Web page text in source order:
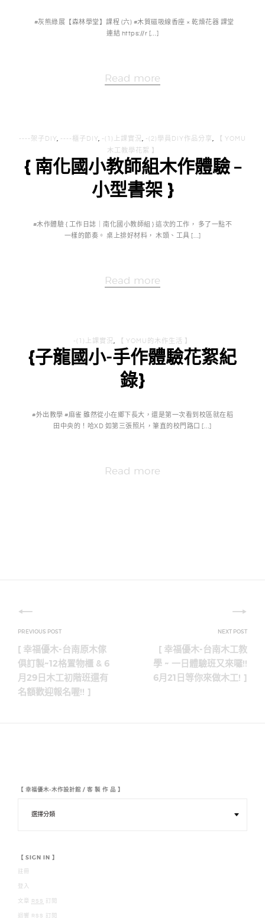
#灰熊綠展【森林學堂】課程 (六) #木質磁吸線香座 × 乾燥花器 課堂
連結 https://r […]
Read more
----架子DIY, ----櫃子DIY, -(1)上課實況, -(2)學員DIY作品分享,
【 YOMU
木工教學花絮 】
{ 南化國小教師組木作體驗 –
小型書架 }
#木作體驗 { 工作日誌｜南化國小教師組 } 這次的工作， 多了一點不
一樣的節奏。 桌上排好材料， 木頭、工具 […]
Read more
-(1)上課實況, 【 YOMU的木作生活 】
{子龍國小-手作體驗花絮紀
錄}
#外出教學 #麻雀 雖然從小在鄉下長大，還是第一次看到校區就在稻
田中央的！哈XD 如第三張照片，筆直的校門路口 […]
Read more
文
章
導
覽
[ 幸福優木-台南原木傢
俱訂製~12格置物櫃 & 6
月29日木工初階班還有
名額歡迎報名喔!! ]
[ 幸福優木-台南木工教
學 ~ 一日體驗班又來囉!!
6月21日等你來做木工! ]
【 幸福優木-木作設計館 / 客 製 作 品 】
木
設
計
/
【 SIGN IN 】
註冊
登入
文章 RSS 訂閱
迴響 RSS 訂閱